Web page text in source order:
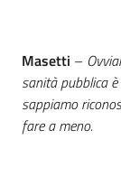
Masetti –
sanità pubblica
sappiamo
fare a meno.